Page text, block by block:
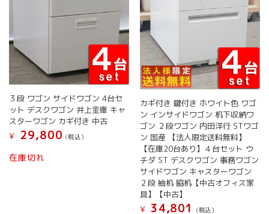
３段 ワゴン サイドワゴン 4台セ
ット デスクワゴン 井上金庫 キャ
スターワゴン カギ付き 中古
¥
29,800 (税込）
在庫切れ
カギ付き 鍵付き ホワイト色 ワゴ
ン インサイドワゴン 机下収納ワ
ゴン ２段ワゴン 内田洋行 STワゴ
ン 国産 【法人限定送料無料】
【在庫20台あり】４台セット ウ
チダ ST デスクワゴン 事務ワゴン
サイドワゴン キャスターワゴン
２段 袖机 脇机【中古オフィス家
具】【中古】
¥
34,801 (税込）